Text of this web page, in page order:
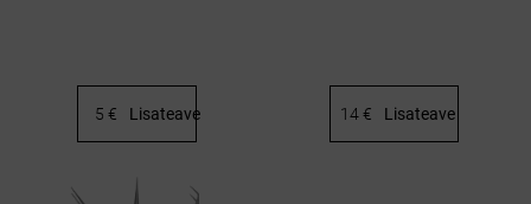
5 € Lisateave 14 € Lisateave